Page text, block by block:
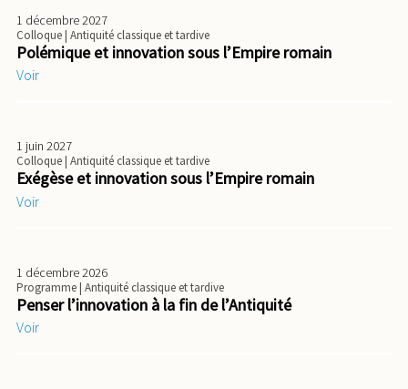
1 décembre 2027
Colloque| Antiquité classique et tardive
Polémique et innovation sous l’Empire romain
Voir
1 juin 2027
Colloque| Antiquité classique et tardive
Exégèse et innovation sous l’Empire romain
Voir
1 décembre 2026
Programme| Antiquité classique et tardive
Penser l’innovation à la fin de l’Antiquité
Voir